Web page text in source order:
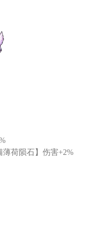
薄荷陨石】伤害+2%